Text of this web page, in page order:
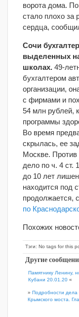
ворота дома.
стало плохо за
сердца,
Сочи
выделенных
школах. 49-
бухгалтером
организации,
с фирмами и
54 млн рублей,
программы
Во время
скрылась, ее
Москве. Против
дело по ч. 4 ст.
до 10 лет
находится под
продолжается,
по
Похожих
Тэги: No tags for this
Другие
Памятнику Ленину,
Кубани 20.01.20 «
» Подробности дела
Крымского моста.